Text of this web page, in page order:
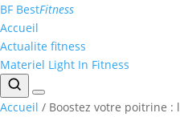
Aller
au
contenu
BF BestFitness
Accueil
Actualite fitness
Materiel Light In Fitness
Accueil / Boostez votre poitrine :